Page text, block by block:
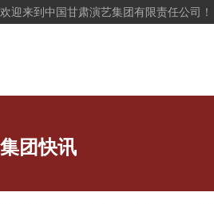
欢迎来到中国甘肃演艺集团有限责任公司！
集团快讯